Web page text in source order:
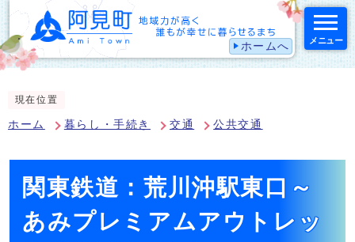
ホームへ メニュー
現在位置
ホーム 暮らし・手続き 交通 公共交通
関東鉄道：荒川沖駅東口～
あみプレミアムアウトレッ